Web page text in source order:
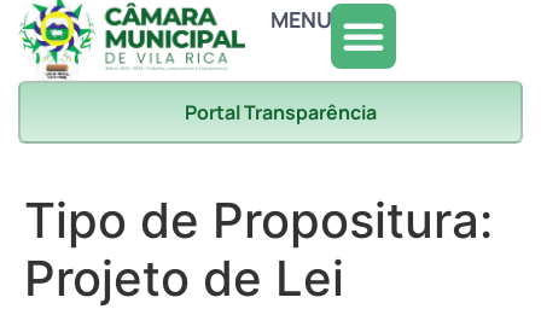
MENU
Portal Transparência
Tipo de Propositura:
Projeto de Lei